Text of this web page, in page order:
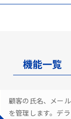
機能一覧
顧客の氏名、メー
を管理します。デ